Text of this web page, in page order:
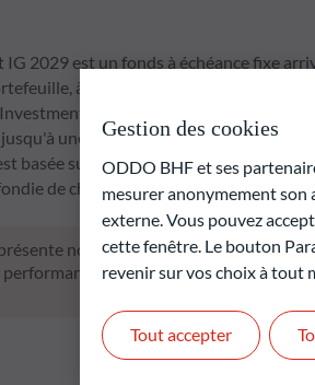
2029 est un fonds à échéance fixe
à moyen et long terme, par la
Grade » en euros. Le fonds
une date d'échéance fixée par la
basée sur un processus
de chaque émetteur ainsi qu'une
notamment un risque de perte
passées ne préjugent pas
Gestion des cookies
ODDO BHF et ses
mesurer anonymement son
externe. Vous pouvez
cette fenêtre. Le bouton
revenir sur vos choix à tout
Tout accepter